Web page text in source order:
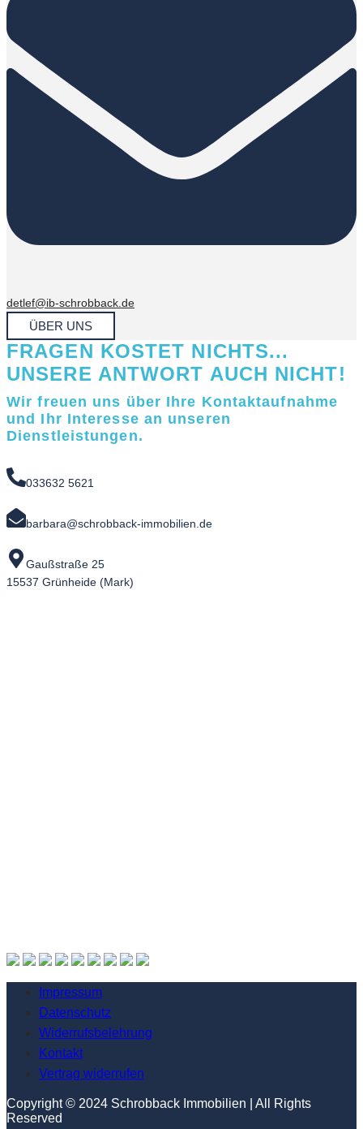
detlef@ib-schrobback.de
ÜBER UNS
FRAGEN KOSTET NICHTS...
UNSERE ANTWORT AUCH NICHT!
Wir freuen uns über Ihre Kontaktaufnahme
und Ihr Interesse an unseren
Dienstleistungen.
033632 5621
barbara@schrobback-immobilien.de
Gaußstraße 25
15537 Grünheide (Mark)
Impressum
Datenschutz
Widerrufsbelehrung
Kontakt
Vertrag widerrufen
Copyright © 2024 Schrobback Immobilien | All Rights
Reserved